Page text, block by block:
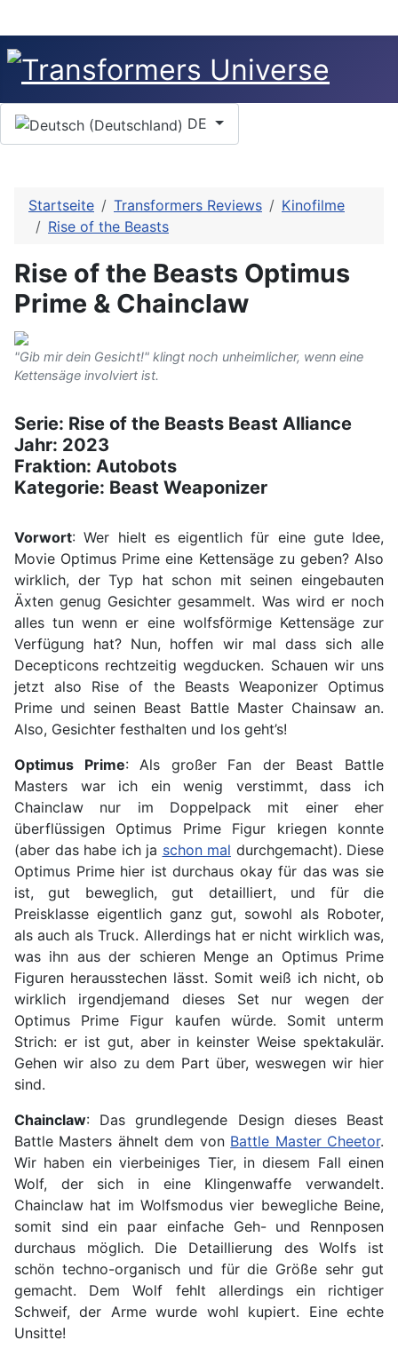
Sprache auswählen
DE
Startseite Transformers Reviews
Kinofilme
Rise of the Beasts
Rise of the Beasts Optimus
Prime & Chainclaw
"Gib mir dein Gesicht!" klingt noch unheimlicher, wenn eine
Kettensäge involviert ist.
Serie: Rise of the Beasts Beast Alliance
Jahr: 2023
Fraktion: Autobots
Kategorie: Beast Weaponizer
Vorwort: Wer hielt es eigentlich für eine gute Idee,
Movie Optimus Prime eine Kettensäge zu geben? Also
wirklich, der Typ hat schon mit seinen eingebauten
Äxten genug Gesichter gesammelt. Was wird er noch
alles tun wenn er eine wolfsförmige Kettensäge zur
Verfügung hat? Nun, hoffen wir mal dass sich alle
Decepticons rechtzeitig wegducken. Schauen wir uns
jetzt also Rise of the Beasts Weaponizer Optimus
Prime und seinen Beast Battle Master Chainsaw an.
Also, Gesichter festhalten und los geht’s!
Optimus Prime: Als großer Fan der Beast Battle
Masters war ich ein wenig verstimmt, dass ich
Chainclaw nur im Doppelpack mit einer eher
überflüssigen Optimus Prime Figur kriegen konnte
(aber das habe ich ja schon mal durchgemacht). Diese
Optimus Prime hier ist durchaus okay für das was sie
ist, gut beweglich, gut detailliert, und für die
Preisklasse eigentlich ganz gut, sowohl als Roboter,
als auch als Truck. Allerdings hat er nicht wirklich was,
was ihn aus der schieren Menge an Optimus Prime
Figuren herausstechen lässt. Somit weiß ich nicht, ob
wirklich irgendjemand dieses Set nur wegen der
Optimus Prime Figur kaufen würde. Somit unterm
Strich: er ist gut, aber in keinster Weise spektakulär.
Gehen wir also zu dem Part über, weswegen wir hier
sind.
Chainclaw: Das grundlegende Design dieses Beast
Battle Masters ähnelt dem von Battle Master Cheetor.
Wir haben ein vierbeiniges Tier, in diesem Fall einen
Wolf, der sich in eine Klingenwaffe verwandelt.
Chainclaw hat im Wolfsmodus vier bewegliche Beine,
somit sind ein paar einfache Geh- und Rennposen
durchaus möglich. Die Detaillierung des Wolfs ist
schön techno-organisch und für die Größe sehr gut
gemacht. Dem Wolf fehlt allerdings ein richtiger
Schweif, der Arme wurde wohl kupiert. Eine echte
Unsitte!